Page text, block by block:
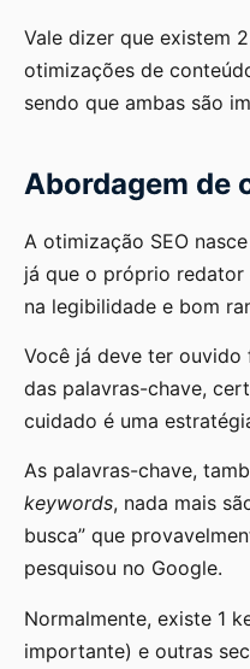
Vale dizer que existem
otimizações de
sendo que ambas são
Abordagem de
A otimização SEO
já que o próprio
na legibilidade e bom
Você já deve ter
das palavras-chave,
cuidado é uma
As palavras-chave,
keywords, nada mais
busca” que
pesquisou no Google.
Normalmente, existe 1
importante) e outras